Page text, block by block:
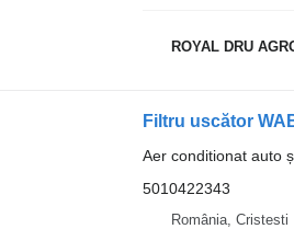
ROYAL DRU
Filtru uscător
Aer conditionat auto
5010422343
România, Cristesti